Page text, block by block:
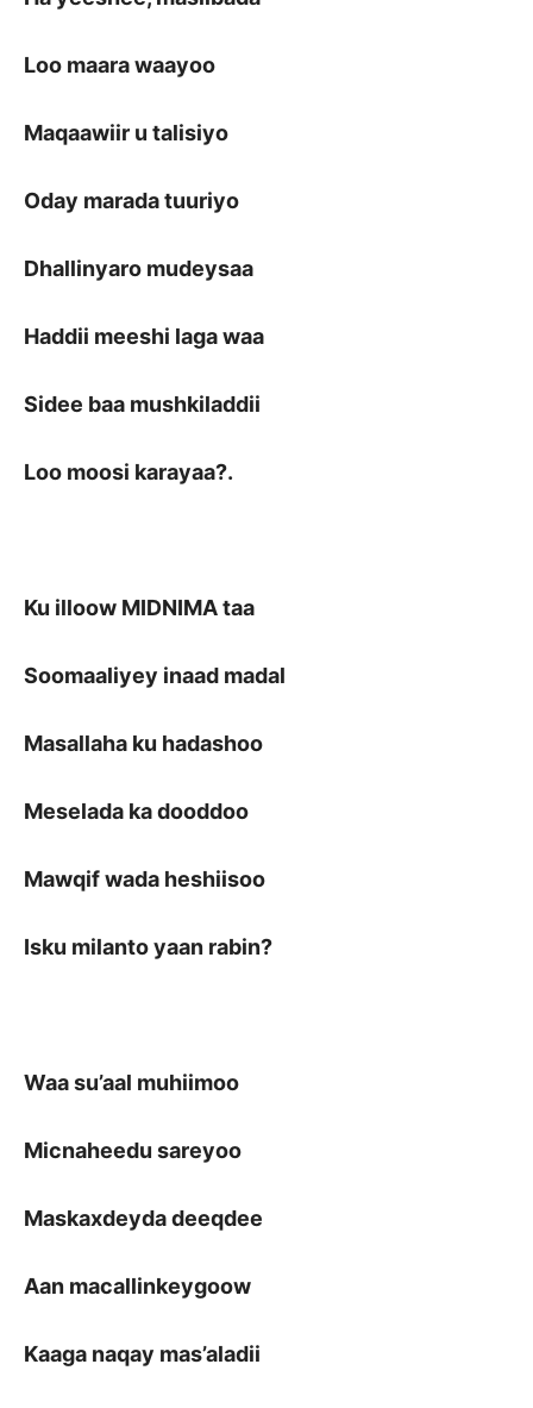
Loo maara waayoo
Maqaawiir u talisiyo
Oday marada tuuriyo
Dhallinyaro mudeysaa
Haddii meeshi laga waa
Sidee baa mushkiladdii
Loo moosi karayaa?.
Ku illoow MIDNIMA taa
Soomaaliyey inaad madal
Masallaha ku hadashoo
Meselada ka dooddoo
Mawqif wada heshiisoo
Isku milanto yaan rabin?
Waa su’aal muhiimoo
Micnaheedu sareyoo
Maskaxdeyda deeqdee
Aan macallinkeygoow
Kaaga naqay mas’aladii